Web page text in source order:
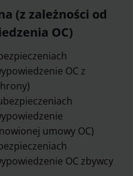
(z zależności od
OC)
OC z
umowy OC)
OC zbywcy